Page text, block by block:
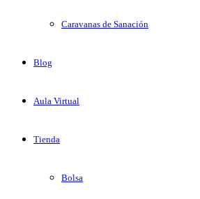
Caravanas de Sanación
Blog
Aula Virtual
Tienda
Bolsa